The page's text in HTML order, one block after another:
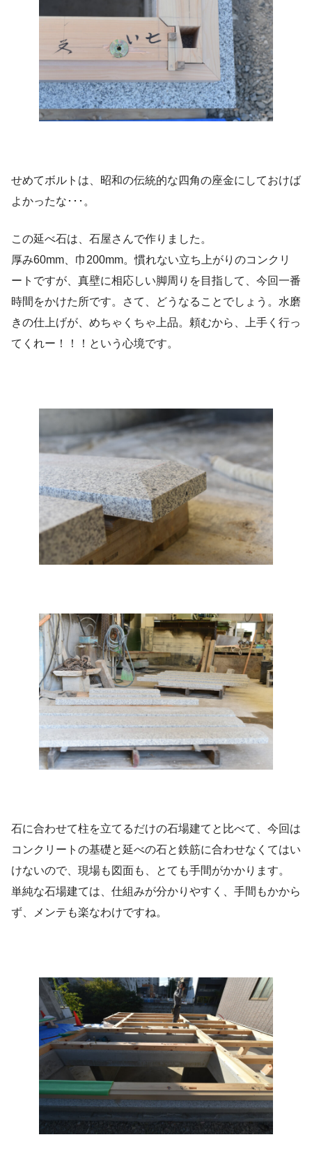
せめてボルトは、昭和の伝統的な四角の座金にしておけば
よかったな･･･。
この延べ石は、石屋さんで作りました。
厚み60mm、巾200mm。慣れない立ち上がりのコンクリ
ートですが、真壁に相応しい脚周りを目指して、今回一番
時間をかけた所です。さて、どうなることでしょう。水磨
きの仕上げが、めちゃくちゃ上品。頼むから、上手く行っ
てくれー！！！という心境です。
石に合わせて柱を立てるだけの石場建てと比べて、今回は
コンクリートの基礎と延べの石と鉄筋に合わせなくてはい
けないので、現場も図面も、とても手間がかかります。
単純な石場建ては、仕組みが分かりやすく、手間もかから
ず、メンテも楽なわけですね。